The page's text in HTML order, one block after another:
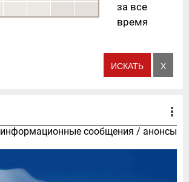
за все
время
информационные сообщения / анонсы